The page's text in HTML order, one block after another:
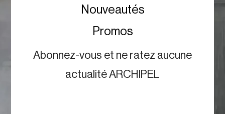
Nouveautés
Promos
Abonnez-vous et ne ratez aucune
actualité ARCHIPEL